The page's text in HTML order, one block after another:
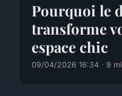
Pourquoi le
transforme
espace chic
09/04/2026 16:34 · 9